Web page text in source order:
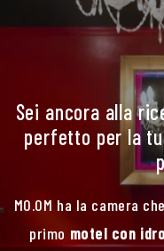
Sei ancora alla
perfetto per la
MO.OM ha la camera
primo motel con